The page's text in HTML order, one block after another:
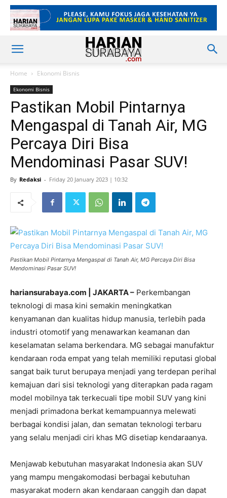
Home Ekonomi Bisnis
Ekonomi Bisnis
Pastikan Mobil Pintarnya
Mengaspal di Tanah Air, MG
Percaya Diri Bisa
Mendominasi Pasar SUV!
By Redaksi - Friday 20 January 2023 | 10:32
Pastikan Mobil Pintarnya Mengaspal di Tanah Air, MG Percaya Diri Bisa
Mendominasi Pasar SUV!
hariansurabaya.com | JAKARTA – Perkembangan
teknologi di masa kini semakin meningkatkan
kenyamanan dan kualitas hidup manusia, terlebih pada
industri otomotif yang menawarkan keamanan dan
keselamatan selama berkendara. MG sebagai manufaktur
kendaraan roda empat yang telah memiliki reputasi global
sangat baik turut berupaya menjadi yang terdepan perihal
kemajuan dari sisi teknologi yang diterapkan pada ragam
model mobilnya tak terkecuali tipe mobil SUV yang kini
menjadi primadona berkat kemampuannya melewati
berbagai kondisi jalan, dan sematan teknologi terbaru
yang selalu menjadi ciri khas MG disetiap kendaraanya.
Menjawab kebutuhan masyarakat Indonesia akan SUV
yang mampu mengakomodasi berbagai kebutuhan
masyarakat modern akan kendaraan canggih dan dapat